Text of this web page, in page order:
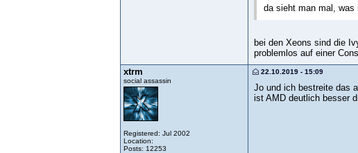
da sieht man mal, was
bei den Xeons sind die
problemlos auf einer
xtrm
social assassin
Registered: Jul 2002
Location:
Posts: 12253
22.10.2019 - 15:09
Jo und ich bestreite das
ist AMD deutlich besser